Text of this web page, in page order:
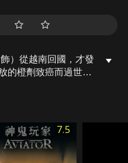
）從越南回國，才發
的橙劑致癌而過世。
藍波襲警之後逃跑，
上學到的技巧，與追
7.5